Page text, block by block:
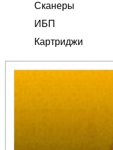
Сканеры
ИБП
Картриджи